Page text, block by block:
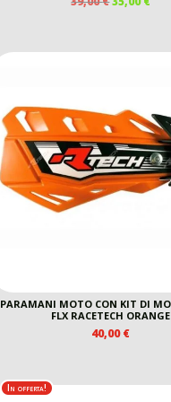
ERA:
È:
PARAMANI MOTO CON KIT DI
FLX RACETECH ORANGE
40,00€
In offerta!